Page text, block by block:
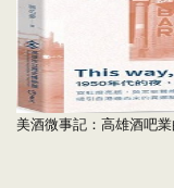
美酒微事記：高雄酒吧